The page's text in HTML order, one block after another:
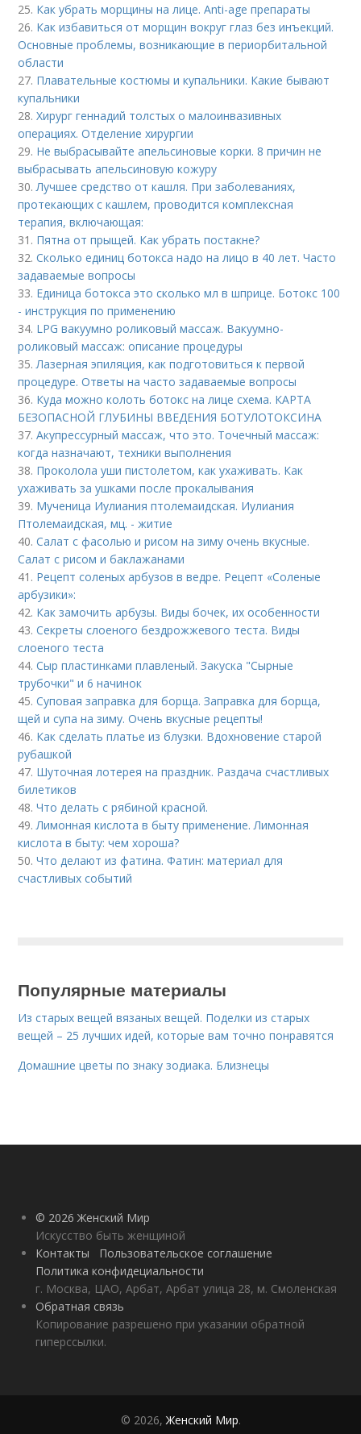
25. Как убрать морщины на лице. Anti-age препараты
26. Как избавиться от морщин вокруг глаз без инъекций.
Основные проблемы, возникающие в периорбитальной
области
27. Плавательные костюмы и купальники. Какие бывают
купальники
28.Хирург геннадий толстых о малоинвазивных
операциях. Отделение хирургии
29. Не выбрасывайте апельсиновые корки. 8 причин не
выбрасывать апельсиновую кожуру
30.Лучшее средство от кашля. При заболеваниях,
протекающих с кашлем, проводится комплексная
терапия, включающая:
31. Пятна от прыщей. Как убрать постакне?
32.Сколько единиц ботокса надо на лицо в 40 лет. Часто
задаваемые вопросы
33. Единица ботокса это сколько мл в шприце. Ботокс 100
- инструкция по применению
34. LPG вакуумно роликовый массаж. Вакуумно-
роликовый массаж: описание процедуры
35.Лазерная эпиляция, как подготовиться к первой
процедуре. Ответы на часто задаваемые вопросы
36. Куда можно колоть ботокс на лице схема. КАРТА
БЕЗОПАСНОЙ ГЛУБИНЫ ВВЕДЕНИЯ БОТУЛОТОКСИНА
37.Акупрессурный массаж, что это. Точечный массаж:
когда назначают, техники выполнения
38. Проколола уши пистолетом, как ухаживать. Как
ухаживать за ушками после прокалывания
39. Мученица Иулиания птолемаидская. Иулиания
Птолемаидская, мц. - житие
40.Салат с фасолью и рисом на зиму очень вкусные.
Салат с рисом и баклажанами
41. Рецепт соленых арбузов в ведре. Рецепт «Соленые
арбузики»:
42. Как замочить арбузы. Виды бочек, их особенности
43.Секреты слоеного бездрожжевого теста. Виды
слоеного теста
44.Сыр пластинками плавленый. Закуска "Сырные
трубочки" и 6 начинок
45.Суповая заправка для борща. Заправка для борща,
щей и супа на зиму. Очень вкусные рецепты!
46. Как сделать платье из блузки. Вдохновение старой
рубашкой
47. Шуточная лотерея на праздник. Раздача счастливых
билетиков
48.Что делать с рябиной красной.
49.Лимонная кислота в быту применение. Лимонная
кислота в быту: чем хороша?
50.Что делают из фатина. Фатин: материал для
счастливых событий
Популярные материалы
Из старых вещей вязаных вещей. Поделки из старых
вещей – 25 лучших идей, которые вам точно понравятся
Домашние цветы по знаку зодиака. Близнецы
© 2026 Женский Мир
Искусство быть женщиной
Контакты
Пользовательское соглашение
Политика конфидециальности
г. Москва, ЦАО, Арбат, Арбат улица 28, м. Смоленская
Обратная связь
Копирование разрешено при указании обратной
гиперссылки.
© 2026,Женский Мир.